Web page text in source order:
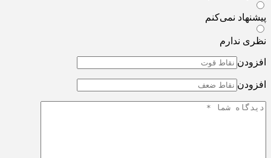
پیشنهاد نمی‌کنم
نظری ندارم
افزودن
افزودن